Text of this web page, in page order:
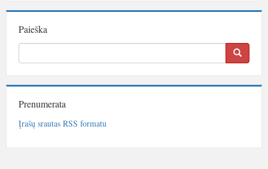
Paieška
Prenumerata
Įrašų srautas RSS formatu